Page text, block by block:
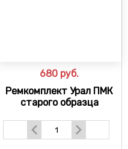
680 руб.
Ремкомплект Урал ПМК
старого образца